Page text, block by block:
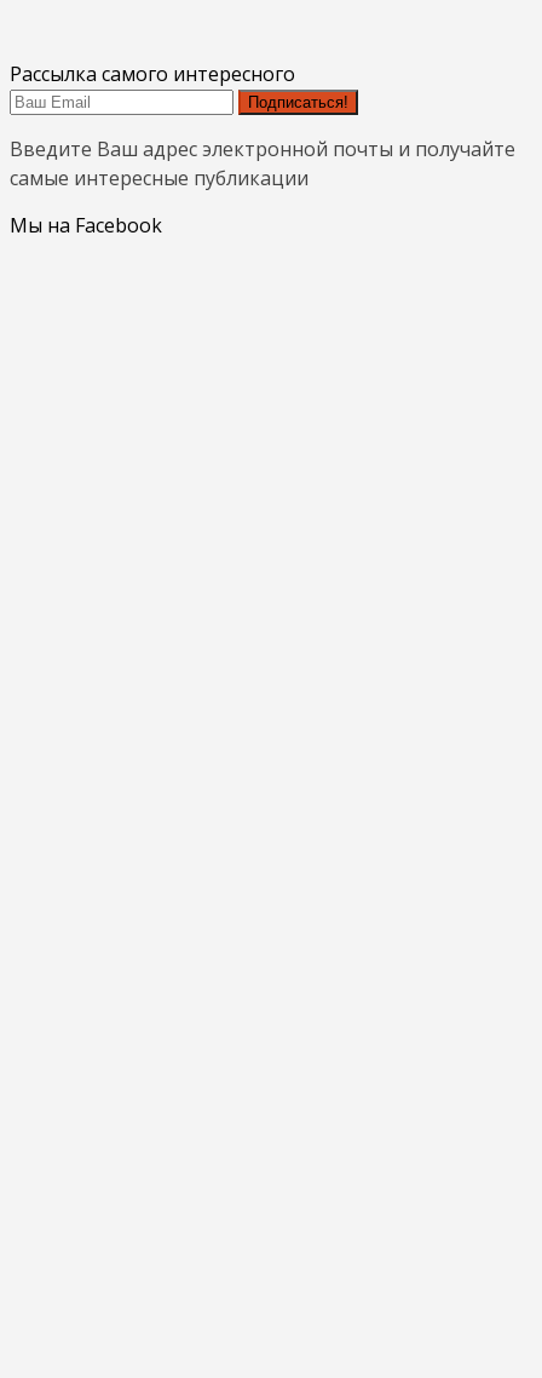
Рассылка самого интересного
Подписаться!
Введите Ваш адрес электронной почты и получайте
самые интересные публикации
Мы на Facebook